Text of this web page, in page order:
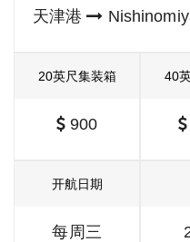
天津港
20英尺集装箱
900
40
开航日期
每周三